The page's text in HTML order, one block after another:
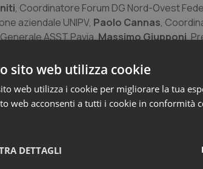
, Coordinatore Forum DG Nord-Ovest
aziendale UNIPV, Paolo Cannas,
ASST Pavia,Massimo Giupponi,
IRCCS San Matteo Pavia,
e DG Asl Citta di Torino.
sito web utilizza cookie
web utilizza i cookie per migliorare la tua
web acconsenti a tutti i cookie in conformità
DETTAGLI